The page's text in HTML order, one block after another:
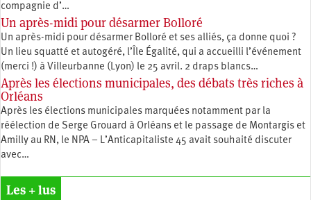
compagnie d’…
Un après-midi pour désarmer Bolloré
Un après-midi pour désarmer Bolloré et ses alliés, ça donne quoi ?
Un lieu squatté et autogéré, l’Île Égalité, qui a accueilli l’événement
(merci !) à Villeurbanne (Lyon) le 25 avril. 2 draps blancs…
Après les élections municipales, des débats très riches à
Orléans
Après les élections municipales marquées notamment par la
réélection de Serge Grouard à Orléans et le passage de Montargis et
Amilly au RN, le NPA – L’Anticapitaliste 45 avait souhaité discuter
avec…
Les + lus